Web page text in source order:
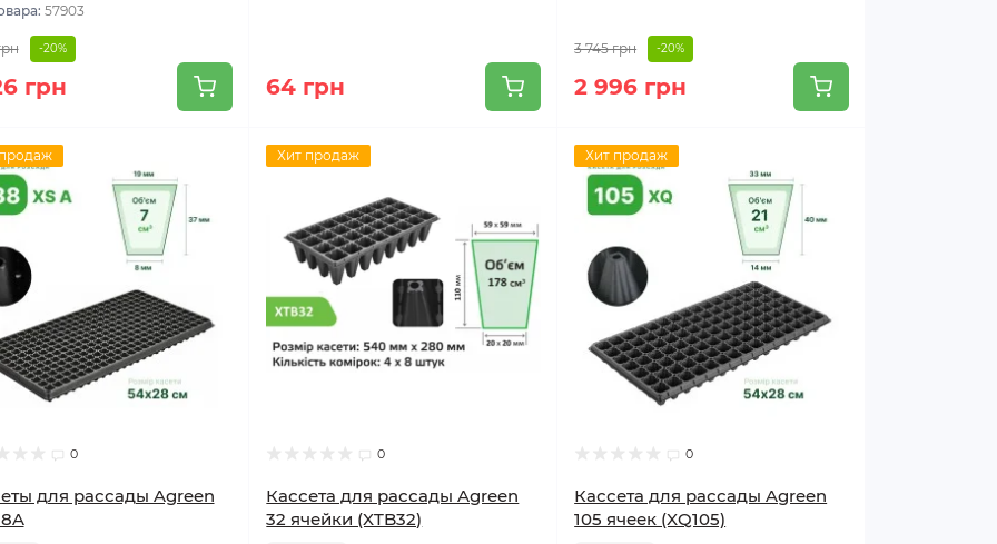
57903
-20%
грн 64 грн
3 745 грн -20%
2 996 грн
0
для рассады Agreen
Хит продаж
0
Кассета для рассады Agreen
32 ячейки (XTB32)
Хит продаж
0
Кассета для рассады Agreen
105 ячеек (XQ105)